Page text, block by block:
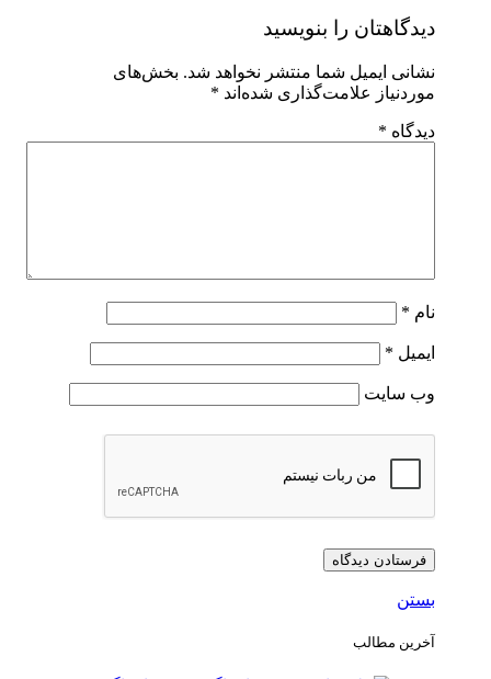
دیدگاهتان را بنویسید
نشانی ایمیل شما منتشر نخواهد شد. بخش‌های
موردنیاز علامت‌گذاری شده‌اند *
دیدگاه *
نام *
ایمیل *
وب‌ سایت
بستن
آخرین مطالب